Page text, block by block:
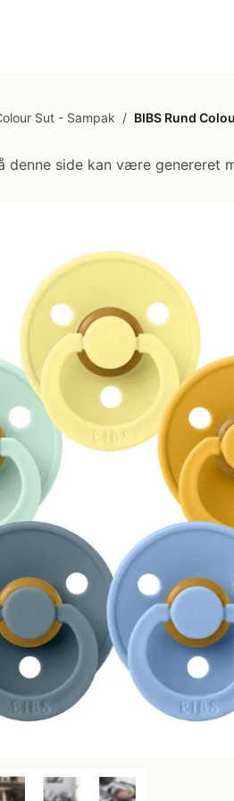
Sut - Sampak / BIBS Rund
denne side kan være genereret